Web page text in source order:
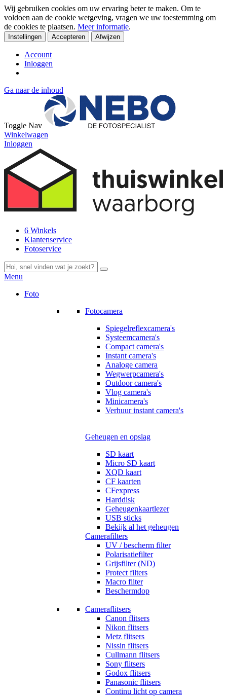
Wij gebruiken cookies om uw ervaring beter te maken. Om te
voldoen aan de cookie wetgeving, vragen we uw toestemming om
de cookies te plaatsen. Meer informatie.
Instellingen Accepteren Afwijzen
Account
Inloggen
Ga naar de inhoud
Toggle Nav
Winkelwagen
Inloggen
6 Winkels
Klantenservice
Fotoservice
Menu
Foto
Fotocamera
Spiegelreflexcamera's
Systeemcamera's
Compact camera's
Instant camera's
Analoge camera
Wegwerpcamera's
Outdoor camera's
Vlog camera's
Minicamera's
Verhuur instant camera's
Geheugen en opslag
SD kaart
Micro SD kaart
XQD kaart
CF kaarten
CFexpress
Harddisk
Geheugenkaartlezer
USB sticks
Bekijk al het geheugen
Camerafilters
UV / bescherm filter
Polarisatiefilter
Grijsfilter (ND)
Protect filters
Macro filter
Beschermdop
Cameraflitsers
Canon flitsers
Nikon flitsers
Metz flitsers
Nissin flitsers
Cullmann flitsers
Sony flitsers
Godox flitsers
Panasonic flitsers
Continu licht op camera